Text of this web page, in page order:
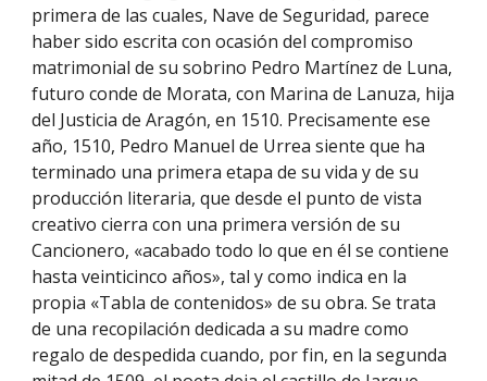
primera de las cuales, Nave de Seguridad, parece
haber sido escrita con ocasión del compromiso
matrimonial de su sobrino Pedro Martínez de Luna,
futuro conde de Morata, con Marina de Lanuza, hija
del Justicia de Aragón, en 1510. Precisamente ese
año, 1510, Pedro Manuel de Urrea siente que ha
terminado una primera etapa de su vida y de su
producción literaria, que desde el punto de vista
creativo cierra con una primera versión de su
Cancionero, «acabado todo lo que en él se contiene
hasta veinticinco años», tal y como indica en la
propia «Tabla de contenidos» de su obra. Se trata
de una recopilación dedicada a su madre como
regalo de despedida cuando, por fin, en la segunda